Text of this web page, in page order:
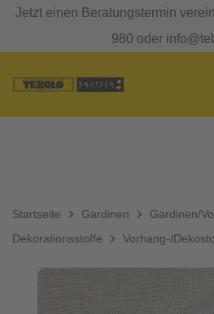
Jetzt einen Beratungstermin
980 oder
Startseite Gardinen
Gardinen/
Dekorationsstoffe
Vorhang-/